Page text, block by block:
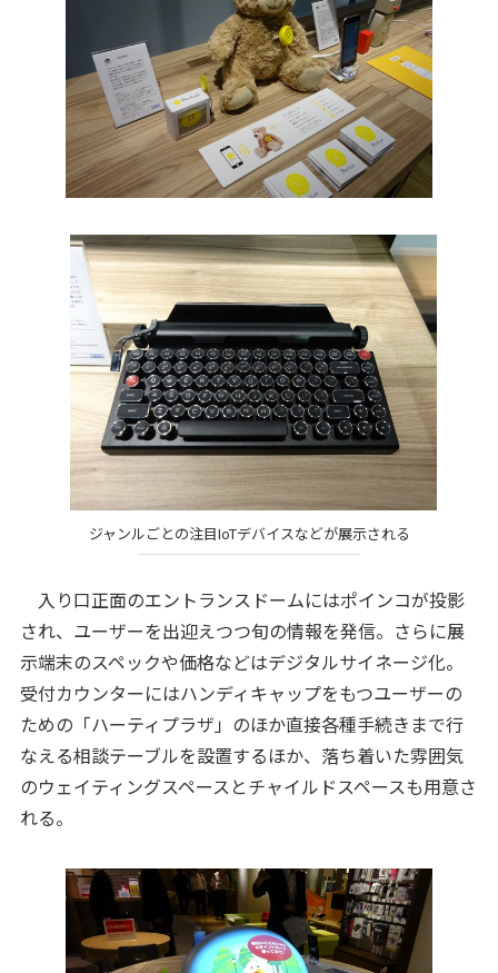
ジャンルごとの注目IoTデバイスなどが展示される
入り口正面のエントランスドームにはポインコが投影
され、ユーザーを出迎えつつ旬の情報を発信。さらに展
示端末のスペックや価格などはデジタルサイネージ化。
受付カウンターにはハンディキャップをもつユーザーの
ための「ハーティプラザ」のほか直接各種手続きまで行
なえる相談テーブルを設置するほか、落ち着いた雰囲気
のウェイティングスペースとチャイルドスペースも用意さ
れる。